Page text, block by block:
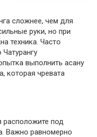
сложнее, чем для
руки, но при
техника. Часто
выполнить асану
которая чревата
расположите под
Важно равномерно